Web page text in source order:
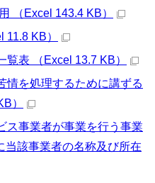
（Excel 143.4 KB）
KB）
表 （Excel 13.7 KB）
情を処理するために講ずる
）
ス事業者が事業を行う事業
当該事業者の名称及び所在